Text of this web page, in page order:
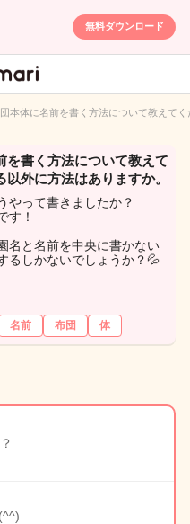
無料ダウンロード
QA
本体に名前を書く方法について教えて
を書く方法について教えて
外に方法はありますか。
やって書きましたか？
す！
名と名前を中央に書かない
るしかないでしょうか？💦
名前 布団 体